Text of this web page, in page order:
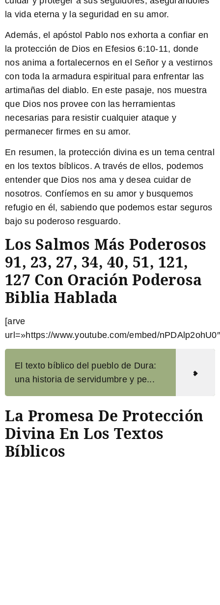
la vida eterna y la seguridad en su amor.
Además, el apóstol Pablo nos exhorta a confiar en
la protección de Dios en Efesios 6:10-11, donde
nos anima a fortalecernos en el Señor y a vestirnos
con toda la armadura espiritual para enfrentar las
artimañas del diablo. En este pasaje, nos muestra
que Dios nos provee con las herramientas
necesarias para resistir cualquier ataque y
permanecer firmes en su amor.
En resumen, la protección divina es un tema central
en los textos bíblicos. A través de ellos, podemos
entender que Dios nos ama y desea cuidar de
nosotros. Confíemos en su amor y busquemos
refugio en él, sabiendo que podemos estar seguros
bajo su poderoso resguardo.
Los Salmos Más Poderosos
91, 23, 27, 34, 40, 51, 121,
127 Con Oración Poderosa
Biblia Hablada
[arve
url=»https://www.youtube.com/embed/
El texto bíblico del pueblo de Dura:
una historia de servidumbre y pe...
La Promesa De Protección
Divina En Los Textos
Bíblicos